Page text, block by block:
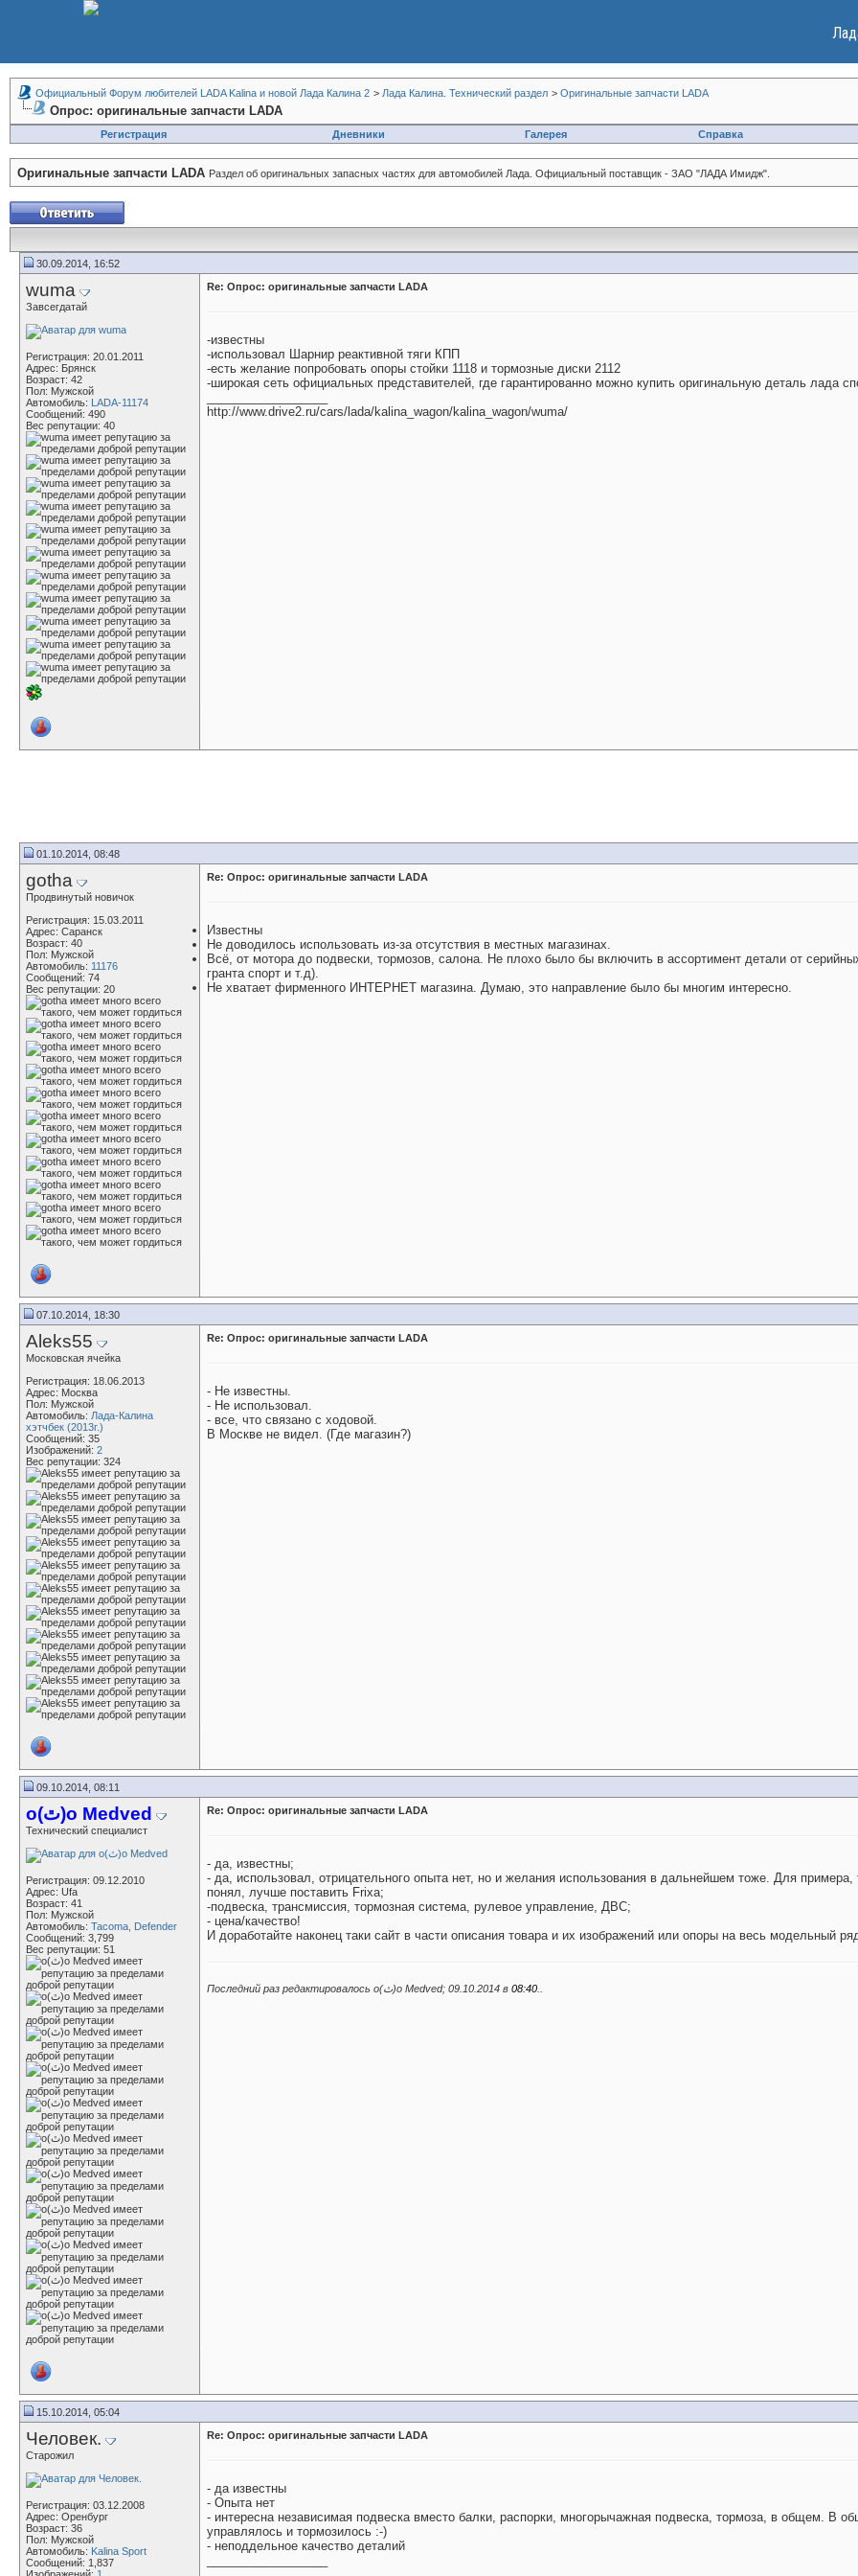
Официальный Форум любителей LADA Kalina и новой Лада Калина 2 > Лада Калина. Технический раздел > Оригинальные запчасти LADA
Опрос: оригинальные запчасти LADA
Регистрация Дневники Галерея Справка
Оригинальные запчасти LADA Раздел об оригинальных запасных частях для автомобилей Лада. Официальный поставщик - ЗАО "ЛАДА Имидж".
30.09.2014, 16:52
wuma
Завсегдатай
Регистрация: 20.01.2011
Адрес: Брянск
Возраст: 42
Пол: Мужской
Автомобиль: LADA-11174
Сообщений: 490
Вес репутации: 40
Re: Опрос: оригинальные запчасти LADA
-известны
-использовал Шарнир реактивной тяги КПП
-есть желание попробовать опоры стойки 1118 и тормозные диски 2112
-широкая сеть официальных представителей, где гарантированно можно купить оригинальную деталь лада
http://www.drive2.ru/cars/lada/kalina_wagon/kalina_wagon/wuma/
01.10.2014, 08:48
gotha
Продвинутый новичок
Регистрация: 15.03.2011
Адрес: Саранск
Возраст: 40
Пол: Мужской
Автомобиль: 11176
Сообщений: 74
Вес репутации: 20
Re: Опрос: оригинальные запчасти LADA
Известны
Не доводилось использовать из-за отсутствия в местных магазинах.
Всё, от мотора до подвески, тормозов, салона. Не плохо было бы включить в ассортимент детали от
гранта спорт и т.д).
Не хватает фирменного ИНТЕРНЕТ магазина. Думаю, это направление было бы многим интересно.
07.10.2014, 18:30
Aleks55
Московская ячейка
Регистрация: 18.06.2013
Адрес: Москва
Пол: Мужской
Автомобиль: Лада-Калина
хэтчбек (2013г.)
Сообщений: 35
Изображений: 2
Вес репутации: 324
Re: Опрос: оригинальные запчасти LADA
- Не известны.
- Не использовал.
- все, что связано с ходовой.
В Москве не видел. (Где магазин?)
09.10.2014, 08:11
o(ٿ)o Medved
Технический специалист
Регистрация: 09.12.2010
Адрес: Ufa
Возраст: 41
Пол: Мужской
Автомобиль: Tacoma, Defender
Сообщений: 3,799
Вес репутации: 51
Re: Опрос: оригинальные запчасти LADA
- да, известны;
- да, использовал, отрицательного опыта нет, но и желания использования в дальнейшем тоже. Для примера,
понял, лучше поставить Frixa;
-подвеска, трансмиссия, тормозная система, рулевое управление, ДВС;
- цена/качество!
И доработайте наконец таки сайт в части описания товара и их изображений или опоры на весь модельный
Последний раз редактировалось o(ٿ)o Medved; 09.10.2014 в 08:40
15.10.2014, 05:04
Человек.
Старожил
Регистрация: 03.12.2008
Адрес: Оренбург
Возраст: 36
Пол: Мужской
Автомобиль: Kalina Sport
Сообщений: 1,837
Re: Опрос: оригинальные запчасти LADA
- да известны
- Опыта нет
- интересна независимая подвеска вместо балки, распорки, многорычажная подвеска, тормоза, в общем. В
управлялось и тормозилось :-)
- неподдельное качество деталий